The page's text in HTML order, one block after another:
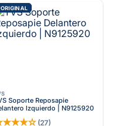
ORIGINAL
Soporte Reposapie
Izquierdo | N9125920
★★★☆ (27)